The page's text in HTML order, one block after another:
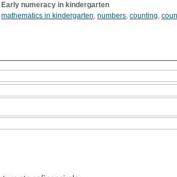
Early numeracy in kindergarten
mathematics in kindergarten, numbers, counting,